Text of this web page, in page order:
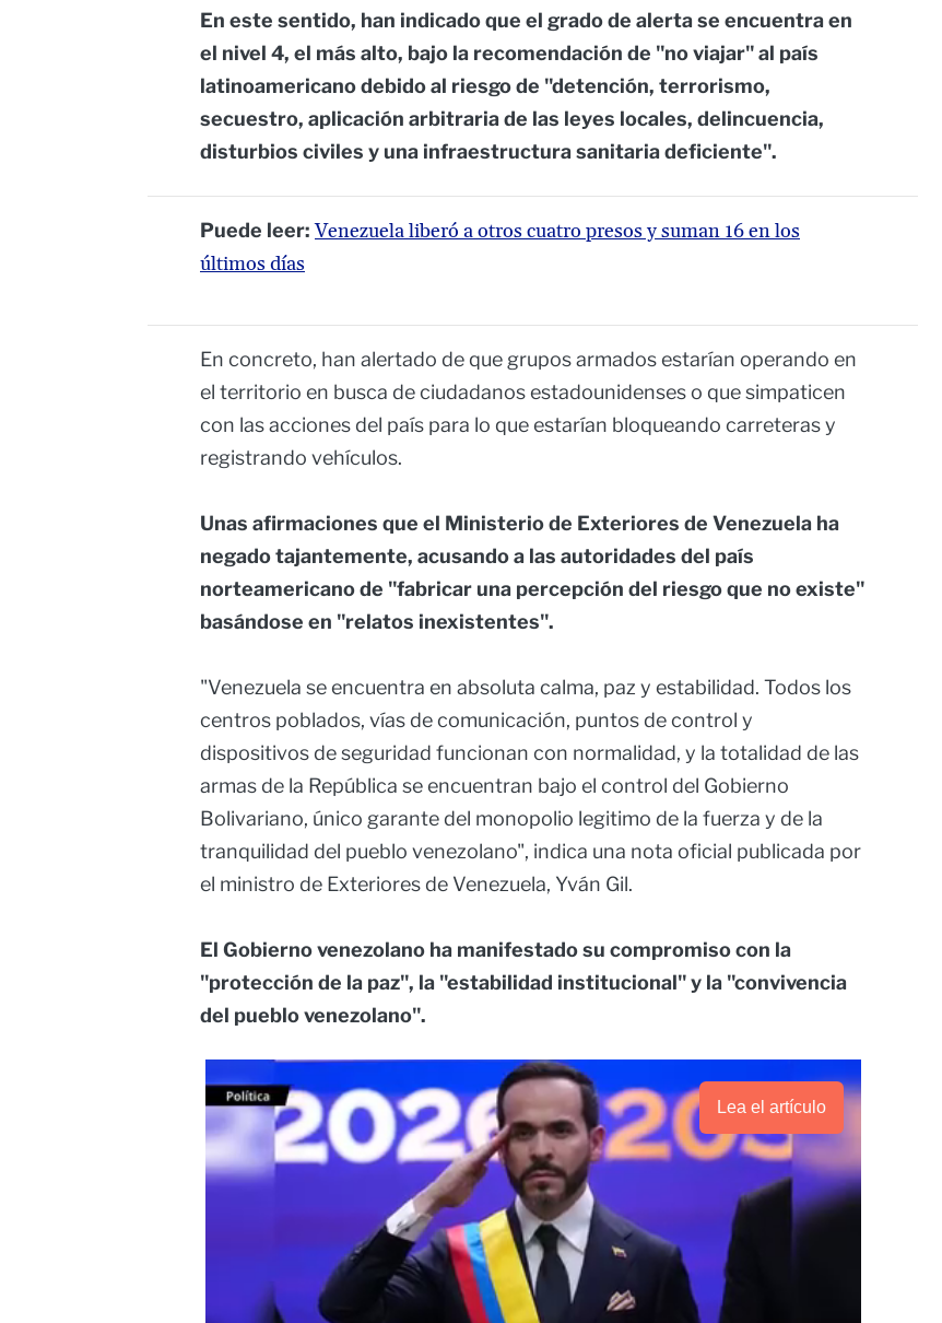
En este sentido, han indicado que el grado de alerta se encuentra en
el nivel 4, el más alto, bajo la recomendación de "no viajar" al país
latinoamericano debido al riesgo de "detención, terrorismo,
secuestro, aplicación arbitraria de las leyes locales, delincuencia,
disturbios civiles y una infraestructura sanitaria deficiente".
Puede leer:Venezuela liberó a otros cuatro presos y suman 16 en los
últimos días
En concreto, han alertado de que grupos armados estarían operando en
el territorio en busca de ciudadanos estadounidenses o que simpaticen
con las acciones del país para lo que estarían bloqueando carreteras y
registrando vehículos.
Unas afirmaciones que el Ministerio de Exteriores de Venezuela ha
negado tajantemente, acusando a las autoridades del país
norteamericano de "fabricar una percepción del riesgo que no existe"
basándose en "relatos inexistentes".
"Venezuela se encuentra en absoluta calma, paz y estabilidad. Todos los
centros poblados, vías de comunicación, puntos de control y
dispositivos de seguridad funcionan con normalidad, y la totalidad de las
armas de la República se encuentran bajo el control del Gobierno
Bolivariano, único garante del monopolio legitimo de la fuerza y de la
tranquilidad del pueblo venezolano", indica una nota oficial publicada por
el ministro de Exteriores de Venezuela, Yván Gil.
El Gobierno venezolano ha manifestado su compromiso con la
"protección de la paz", la "estabilidad institucional" y la "convivencia
del pueblo venezolano".
Lea el artículo